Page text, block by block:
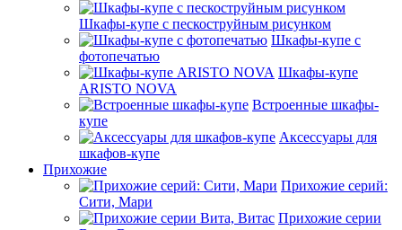
Шкафы-купе с пескоструйным рисунком
Шкафы-купе с
фотопечатью
Шкафы-купе
ARISTO NOVA
Встроенные шкафы-
купе
Аксессуары для
шкафов-купе
Прихожие
Прихожие серий:
Сити, Мари
Прихожие серии